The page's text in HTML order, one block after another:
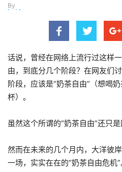
By
beidong
话说，曾经在网络上流行过这样
由，到底分几个阶段？在网友们
阶段，应该是“奶茶自由”（想喝
杯）。
虽然这个所谓的“奶茶自由”还只是
然而在未来的几个月内，大洋彼
一场，实实在在的“奶茶自由危机”